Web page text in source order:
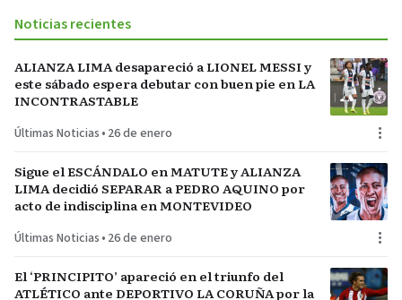
Noticias recientes
ALIANZA LIMA desapareció a LIONEL MESSI y
este sábado espera debutar con buen pie en LA
INCONTRASTABLE
Últimas Noticias • 26 de enero
Sigue el ESCÁNDALO en MATUTE y ALIANZA
LIMA decidió SEPARAR a PEDRO AQUINO por
acto de indisciplina en MONTEVIDEO
Últimas Noticias • 26 de enero
El ‘PRINCIPITO’ apareció en el triunfo del
ATLÉTICO ante DEPORTIVO LA CORUÑA por la